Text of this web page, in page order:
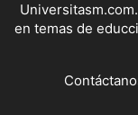
en temas de